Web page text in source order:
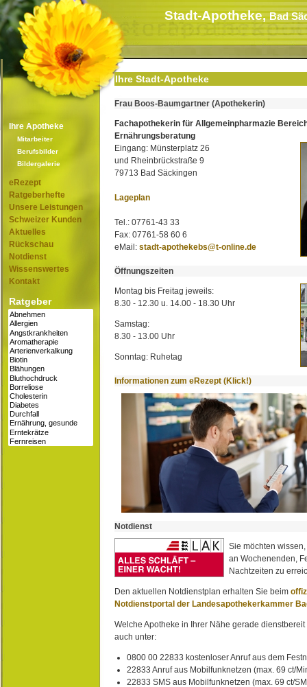
Stadt-Apotheke,Bad
Ihre Apotheke
Mitarbeiter
Berufsbilder
Bildergalerie
eRezept
Ratgeberhefte
Unsere Leistungen
Schweizer Kunden
Aktuelles
Rückschau
Notdienst
Wissenswertes
Kontakt
Ratgeber
Ihre Stadt-Apotheke
Frau Boos-Baumgartner (Apothekerin)
Fachapothekerin für Allgemeinpharmazie
Ernährungsberatung
Eingang: Münsterplatz 26
und Rheinbrückstraße 9
79713 Bad Säckingen
Lageplan
Tel.: 07761-43 33
Fax: 07761-58 60 6
eMail: stadt-apothekebs@t-online.de
Öffnungszeiten
Montag bis Freitag jeweils:
8.30 - 12.30 u. 14.00 - 18.30 Uhr
Samstag:
8.30 - 13.00 Uhr
Sonntag: Ruhetag
Informationen zum eRezept (Klick!)
Notdienst
Sie möchten
an Wochenenden,
Nachtzeiten zu
Den aktuellen Notdienstplan erhalten Sie beim
Notdienstportal der Landesapothekerkammer
Welche Apotheke in Ihrer Nähe gerade
auch unter:
0800 00 22833 kostenloser Anruf aus dem
22833 Anruf aus Mobilfunknetzen (max. 69 ct/
22833 SMS aus Mobilfunknetzen (max. 69 ct/